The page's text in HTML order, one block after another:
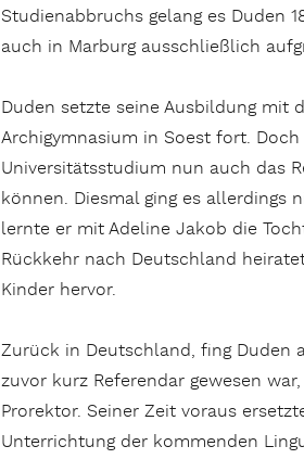
Studienabbruchs gelang es Duden
auch in Marburg ausschließlich
Duden setzte seine Ausbildung mit
Archigymnasium in Soest fort.
Universitätsstudium nun auch das
können. Diesmal ging es allerdings
lernte er mit Adeline Jakob die
Rückkehr nach Deutschland
Kinder hervor.
Zurück in Deutschland, fing Duden
zuvor kurz Referendar gewesen
Prorektor. Seiner Zeit voraus
Unterrichtung der kommenden